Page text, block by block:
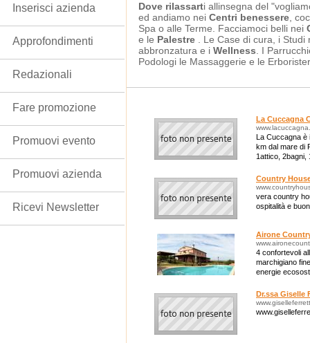
Dove rilassarti allinsegna del
ed andiamo nei Centri benessere ,
Spa o alle Terme. Facciamoci belli nei
e le Palestre . Le Case di cura, i
abbronzatura e i Wellness . I
Podologi le Massaggerie e le
La Cuccagna
La Cuccagna è
km dal mare di
1attico, 2bagni,
Country
vera country
ospitalità e
Airone
4 confortevoli
marchigiano
energie
Dr.ssa Giselle
Inserisci azienda
Approfondimenti
Redazionali
Fare promozione
Promuovi evento
Promuovi azienda
Ricevi Newsletter